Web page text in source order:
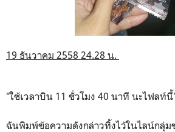
19 ธันวาคม 2558 24.28 น.
"ใช้เวลาบิน 11 ชั่วโมง 40 นาที นะไฟลท์
ฉันพิมพ์ข้อความดังกล่าวทิ้งไว้ในไลน์กลุ่ม